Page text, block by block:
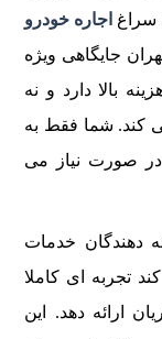
سراغ اجاره خودرو
جایگاهی ویژه
بالا دارد و نه
کند. شما فقط به
صورت نیاز می
دهندگان خدمات
تجربه ای کاملا
ارائه دهد. این